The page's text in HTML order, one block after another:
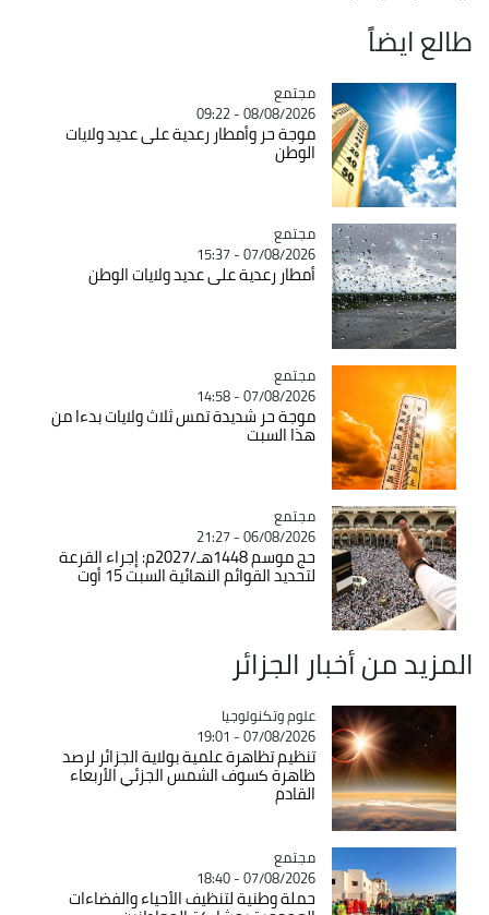
طالع ايضاً
Catégorie
مجتمع
08/08/2026 - 09:22
موجة حر وأمطار رعدية على عديد ولايات
الوطن
Catégorie
مجتمع
07/08/2026 - 15:37
أمطار رعدية على عديد ولايات الوطن
Catégorie
مجتمع
07/08/2026 - 14:58
موجة حر شديدة تمس ثلاث ولايات بدءا من
هذا السبت
Catégorie
مجتمع
06/08/2026 - 21:27
حج موسم 1448هـ/2027م: إجراء القرعة
لتحديد القوائم النهائية السبت 15 أوت
المزيد من أخبار الجزائر
Catégorie
علوم وتكنولوجيا
07/08/2026 - 19:01
تنظيم تظاهرة علمية بولاية الجزائر لرصد
ظاهرة كسوف الشمس الجزئي الأربعاء
القادم
Catégorie
مجتمع
07/08/2026 - 18:40
حملة وطنية لتنظيف الأحياء والفضاءات